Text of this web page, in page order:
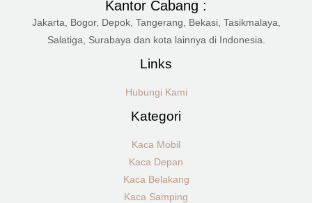
Kantor Cabang :
Jakarta, Bogor, Depok, Tangerang, Bekasi, Tasikmalaya,
Salatiga, Surabaya dan kota lainnya di Indonesia.
Links
Hubungi Kami
Kategori
Kaca Mobil
Kaca Depan
Kaca Belakang
Kaca Samping